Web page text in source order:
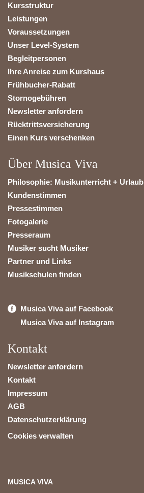
Kursstruktur
Leistungen
Voraussetzungen
Unser Level-System
Begleitpersonen
Ihre Anreise zum Kurshaus
Frühbucher-Rabatt
Stornogebühren
Newsletter anfordern
Rücktrittsversicherung
Einen Kurs verschenken
Über Musica Viva
Philosophie: Musikunterricht + Urlaub
Kundenstimmen
Pressestimmen
Fotogalerie
Presseraum
Musiker sucht Musiker
Partner und Links
Musikschulen finden
Musica Viva auf Facebook
Musica Viva auf Instagram
Kontakt
Newsletter anfordern
Kontakt
Impressum
AGB
Datenschutzerklärung
Cookies verwalten
MUSICA VIVA